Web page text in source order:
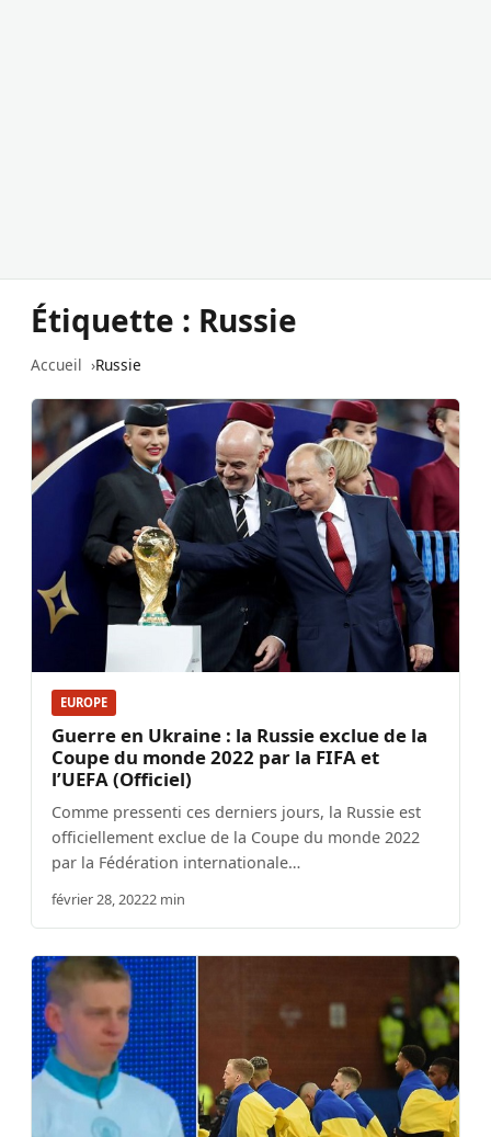
Étiquette : Russie
Accueil Russie
EUROPE
Guerre en Ukraine : la Russie exclue de la
Coupe du monde 2022 par la FIFA et
l’UEFA (Officiel)
Comme pressenti ces derniers jours, la Russie est
officiellement exclue de la Coupe du monde 2022
par la Fédération internationale…
février 28, 20222 min